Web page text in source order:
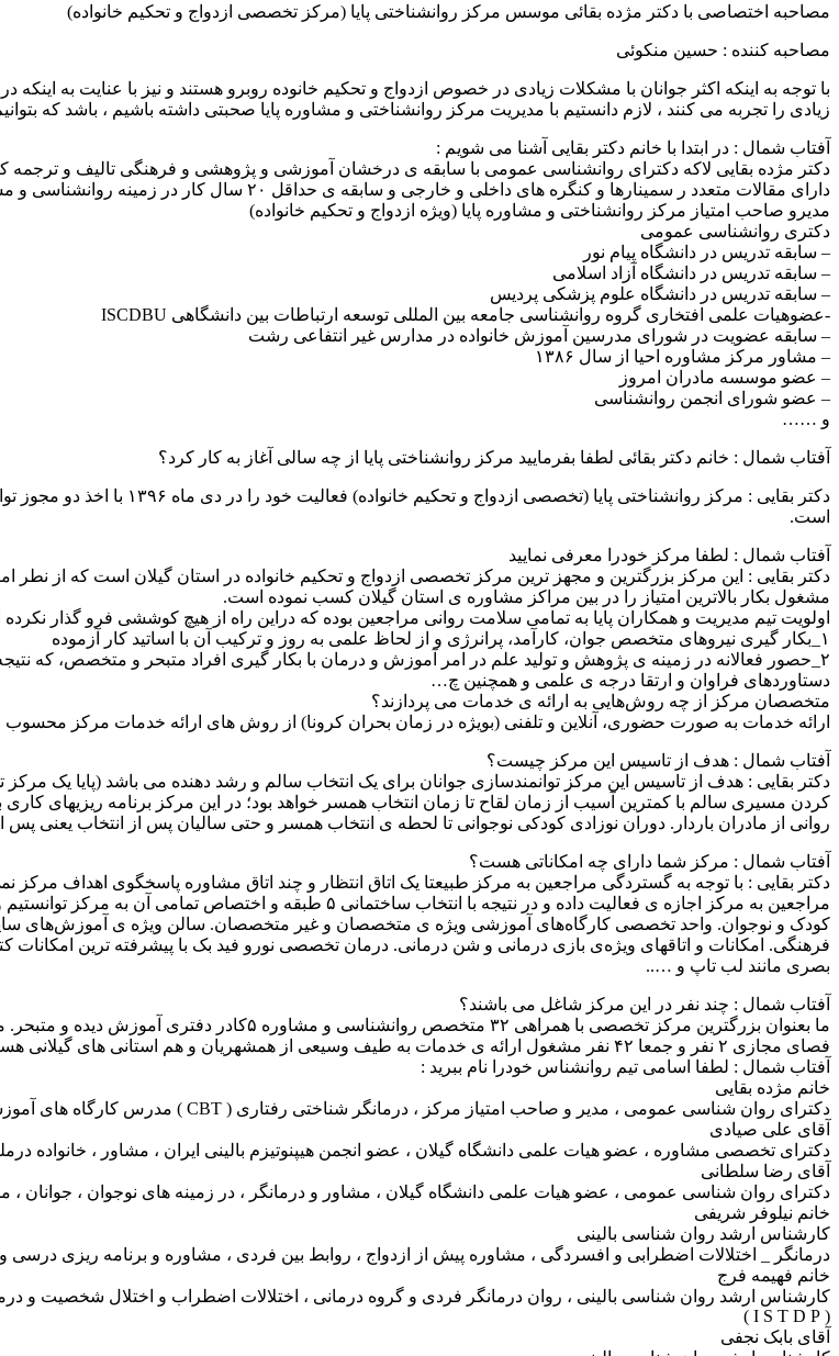
مصاحبه اختصاصی با دکتر مژده بقائی موسس مرکز روانشناختی پایا (مرکز تخصصی ازدواج و تحکیم خانواده)
مصاحبه کننده : حسین منکوئی
با توجه به اینکه اکثر جوانان با مشکلات زیادی در خصوص ازدواج و تحکیم خانوده روبرو هستند و نیز با عنایت به
زیادی را تجربه می کنند ، لازم دانستیم با مدیریت مرکز روانشناختی و مشاوره پایا صحبتی داشته باشیم ، باشد که
آفتاب شمال : در ابتدا با خانم دکتر بقایی آشنا می شویم :
دکتر مژده بقایی لاکه دکترای روانشناسی عمومی با سابقه ی درخشان آموزشی و پژوهشی و فرهنگی تالیف و
دارای مقالات متعدد ر سمینارها و کنگره های داخلی و خارجی و سابقه ی حداقل ۲۰ سال کار در زمینه روانشناسی و مشاوره و تدریس. موسس و صاحب امتیاز مرکز روانشناختی پایا می باشد .
مدیرو صاحب امتیاز مرکز روانشناختی و مشاوره پایا (ویژه ازدواج و تحکیم خانواده)
دکتری روانشناسی عمومی
– سابقه تدریس در دانشگاه پیام نور
– سابقه تدریس در دانشگاه آزاد اسلامی
– سابقه تدریس در دانشگاه علوم پزشکی پردیس
-عضوهیات علمی افتخاری گروه روانشناسی جامعه بین المللی توسعه ارتباطات بین دانشگاهی ISCDBU
– سابقه عضویت در شورای مدرسین آموزش خانواده در مدارس غیر انتفاعی رشت
– مشاور مرکز مشاوره احیا از سال ۱۳۸۶
– عضو موسسه مادران امروز
– عضو شورای انجمن روانشناسی
و ……
آفتاب شمال : خانم دکتر بقائی لطفا بفرمایید مرکز روانشناختی پایا از چه سالی آغاز به کار کرد؟
دکتر بقایی : مرکز روانشناختی
است.
آفتاب شمال : لطفا مرکز خودرا معرفی نمایید
دکتر بقایی : این مرکز بزرگترین و مجهز ترین مرکز تخصصی ازدواج و تحکیم خانواده در استان گیلان است که از
مشغول بکار بالاترین امتیاز را در بین مراکز مشاوره ی استان گیلان کسب نموده است.
اولویت تیم مدیریت و همکاران پایا به تمامی سلامت روانی مراجعین بوده که دراین راه از هیچ کوششی فرو گذار
۱_بکار گیری نیروهای متخصص جوان، کارآمد، پرانرژی و از لحاظ علمی به روز و ترکیب آن با اساتید کار آزموده
۲_حصور فعالانه در زمینه ی پژوهش و تولید علم در امر آموزش و درمان با بکار گیری افراد متبحر و متخصص، که
دستاوردهای فراوان و ارتقا درجه ی علمی و همچنین چ…
متخصصان مرکز از چه روش‌هایی به ارائه ی خدمات می پردازند؟
ارائه خدمات به صورت حضوری، آنلاین و تلفنی (بویژه در زمان بحران کرونا) از روش های ارائه خدمات مرکز
آفتاب شمال : هدف از تاسیس این مرکز چیست؟
دکتر بقایی : هدف از تاسیس این مرکز توانمندسازی جوانان برای یک انتخاب سالم و رشد دهنده می باشد (پایا یک
کردن مسیری سالم با کمترین آسیب از زمان لقاح تا زمان انتخاب همسر خواهد بود؛ در این مرکز برنامه ریزیهای
روانی از مادران باردار. دوران نوزادی کودکی نوجوانی تا لحطه ی انتخاب همسر و حتی سالیان پس از انتخاب یعنی
آفتاب شمال : مرکز شما دارای چه امکاناتی هست؟
دکتر بقایی : با توجه به گستردگی مراجعین به مرکز طبیعتا یک اتاق انتظار و چند اتاق مشاوره پاسخگوی اهداف
مراجعین به مرکز اجازه ی فعالیت داده و در نتیجه با انتخاب
کودک و نوجوان. واحد تخصصی کارگاه‌های آموزشی ویژه ی متخصصان و غیر متخصصان. سالن ویژه ی آموزش‌های سایکو
فرهنگی. امکانات و اتاقهای ویژه‌ی بازی درمانی و شن درمانی. درمان تخصصی نورو فید بک با پیشرفته ترین
بصری مانند لب تاپ و …..
آفتاب شمال : چند نفر در این مرکز شاغل می باشند؟
ما بعنوان بزرگترین مرکز تخصصی با همراهی ۳۲ متخصص
فصای مجازی ۲ نفر و جمعا ۴۲ نفر مشغول ارائه ی خدمات به طیف وسیعی از همشهریان و هم استانی های گیلانی هستیم.
آفتاب شمال : لطفا اسامی تیم روانشناس خودرا نام ببرید :
خانم مژده بقایی
دکترای روان شناسی عمومی ، مدیر و صاحب امتیاز مرکز ، درمانگر شناختی رفتاری ( CBT ) مدرس کارگاه های آموزشی
آقای علی صیادی
دکترای تخصصی مشاوره ، عضو هیات علمی دانشگاه گیلان ، عضو انجمن هیپنوتیزم بالینی ایران ، مشاور ، خانواده
آقای رضا سلطانی
دکترای روان شناسی عمومی ، عضو هیات علمی دانشگاه گیلان ، مشاور و درمانگر ، در زمینه های نوجوان ، جوانان
خانم نیلوفر شریفی
کارشناس ارشد روان شناسی بالینی
درمانگر _ اختلالات اضطرابی و افسردگی ، مشاوره پیش از ازدواج ، روابط بین فردی ، مشاوره و برنامه ریزی
خانم فهیمه فرج
کارشناس ارشد روان شناسی بالینی ، روان درمانگر فردی و گروه درمانی ، اختلالات اضطراب و اختلال شخصیت و
( I S T D P )
آقای بابک نجفی